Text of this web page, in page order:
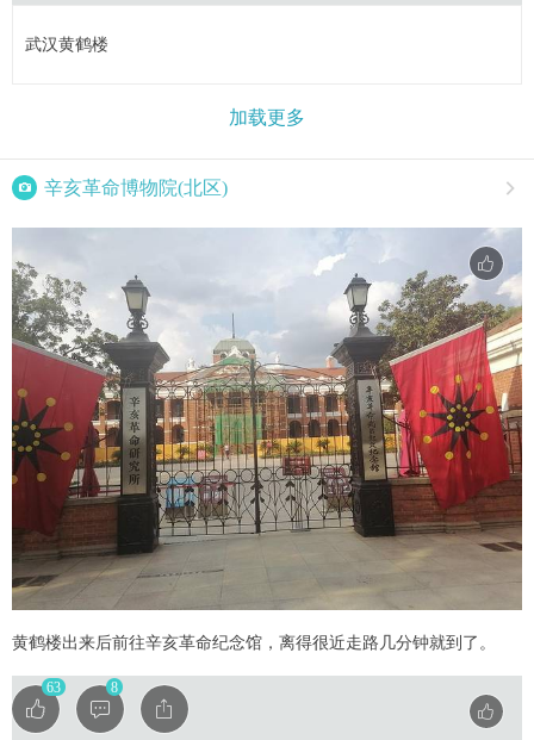
武汉黄鹤楼
加载更多
 辛亥革命博物院(北区) 
黄鹤楼出来后前往辛亥革命纪念馆，离得很近走路几分钟就到了。
63 8